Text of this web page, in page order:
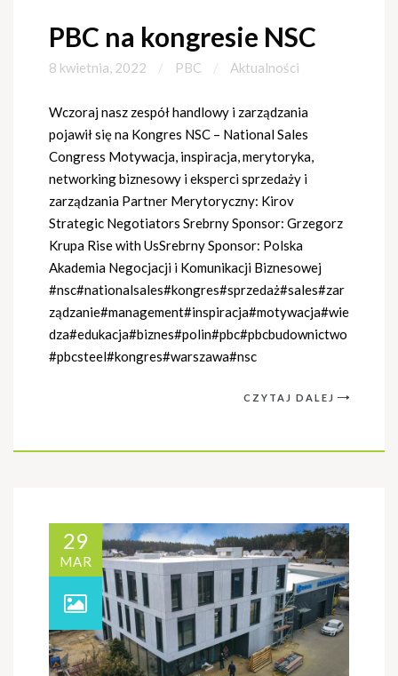
PBC na kongresie NSC
8 kwietnia, 2022 PBC Aktualności
Wczoraj nasz zespół handlowy i zarządzania
pojawił się na Kongres NSC – National Sales
Congress Motywacja, inspiracja, merytoryka,
networking biznesowy i eksperci sprzedaży i
zarządzania Partner Merytoryczny: Kirov
Strategic Negotiators Srebrny Sponsor: Grzegorz
Krupa Rise with UsSrebrny Sponsor: Polska
Akademia Negocjacji i Komunikacji Biznesowej
#nsc#nationalsales#kongres#sprzedaż#sales#zar
ządzanie#management#inspiracja#motywacja#wie
dza#edukacja#biznes#polin#pbc#pbcbudownictwo
#pbcsteel#kongres#warszawa#nsc
CZYTAJ DALEJ
29
MAR